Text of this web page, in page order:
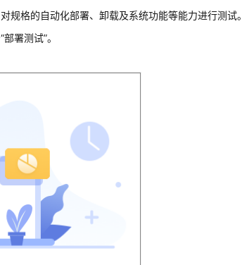
规格的自动化部署、卸载及系统功能等能力进行测试。
署测试”。